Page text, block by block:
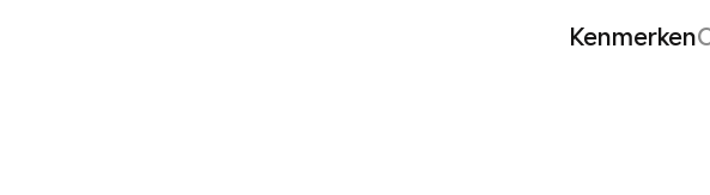
Kenmerken